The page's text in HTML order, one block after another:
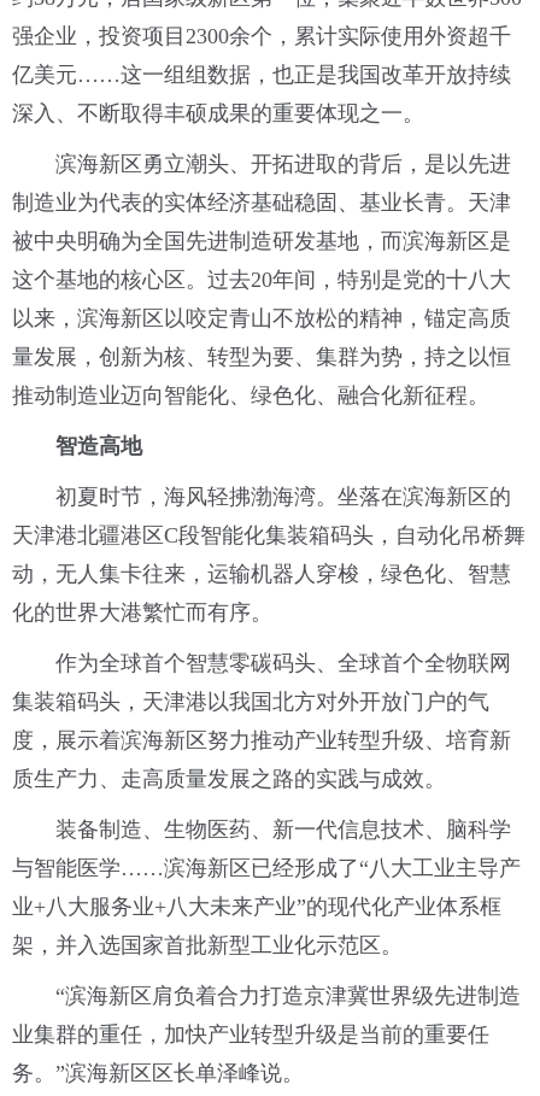
强企业，投资项目2300余个，累计实际使用外资超千
亿美元……这一组组数据，也正是我国改革开放持续
深入、不断取得丰硕成果的重要体现之一。
滨海新区勇立潮头、开拓进取的背后，是以先进
制造业为代表的实体经济基础稳固、基业长青。天津
被中央明确为全国先进制造研发基地，而滨海新区是
这个基地的核心区。过去20年间，特别是党的十八大
以来，滨海新区以咬定青山不放松的精神，锚定高质
量发展，创新为核、转型为要、集群为势，持之以恒
推动制造业迈向智能化、绿色化、融合化新征程。
智造高地
初夏时节，海风轻拂渤海湾。坐落在滨海新区的
天津港北疆港区C段智能化集装箱码头，自动化吊桥舞
动，无人集卡往来，运输机器人穿梭，绿色化、智慧
化的世界大港繁忙而有序。
作为全球首个智慧零碳码头、全球首个全物联网
集装箱码头，天津港以我国北方对外开放门户的气
度，展示着滨海新区努力推动产业转型升级、培育新
质生产力、走高质量发展之路的实践与成效。
装备制造、生物医药、新一代信息技术、脑科学
与智能医学……滨海新区已经形成了“八大工业主导产
业+八大服务业+八大未来产业”的现代化产业体系框
架，并入选国家首批新型工业化示范区。
“滨海新区肩负着合力打造京津冀世界级先进制造
业集群的重任，加快产业转型升级是当前的重要任
务。”滨海新区区长单泽峰说。